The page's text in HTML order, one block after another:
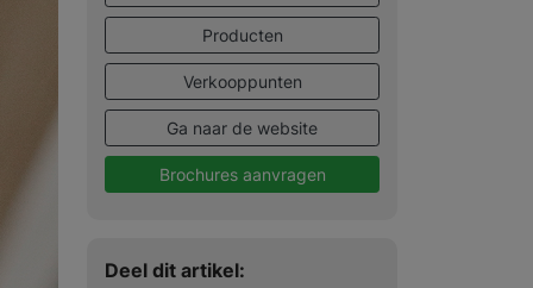
Producten
Verkooppunten
Ga naar de website
Brochures aanvragen
Deel dit artikel: